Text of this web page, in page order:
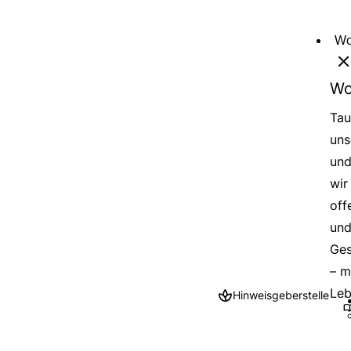
wir
–
Hinweisgeberstelle